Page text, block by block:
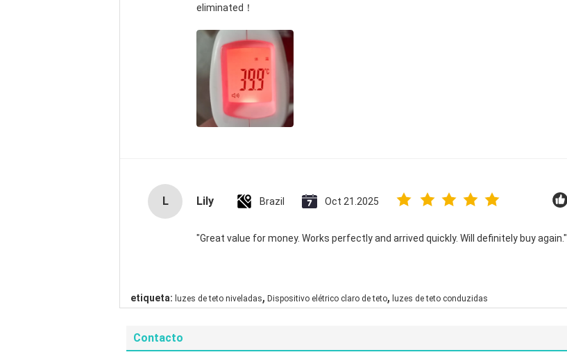
eliminated！
L Lily Brazil Oct 21.2025
"Great value for money. Works perfectly and arrived quickly. Will definitely buy again."
etiqueta: luzes de teto niveladas, Dispositivo elétrico claro de teto, luzes de teto conduzidas
Contacto